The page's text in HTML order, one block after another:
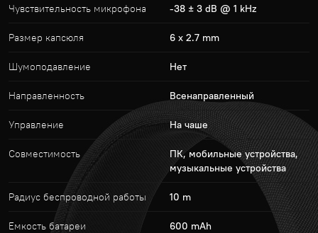
Чувствительность микрофона -38 ± 3 dB @ 1 kHz
Размер капсюля 6 х 2.7 mm
Шумоподавление Нет
Направленность Всенаправленный
Управление На чаше
Совместимость
ПК, мобильные устройства,
музыкальные устройства
Радиус беспроводной работы 10 m
Емкость батареи 600 mAh